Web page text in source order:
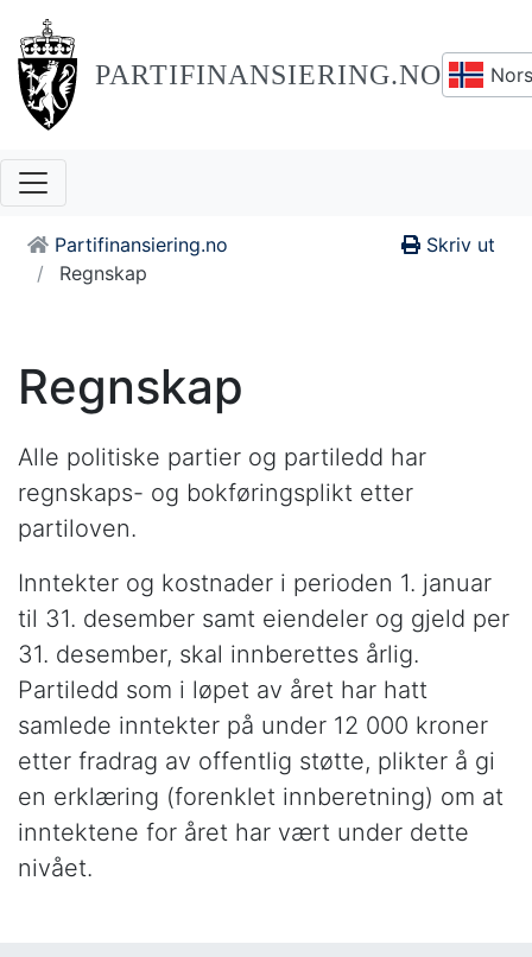
PARTIFINANSIERING.NO
Partifinansiering.no
Regnskap
Skriv ut
Regnskap
Alle politiske partier og partiledd har
regnskaps- og bokføringsplikt etter
partiloven.
Inntekter og kostnader i perioden 1. januar
til 31. desember samt eiendeler og gjeld per
31. desember, skal innberettes årlig.
Partiledd som i løpet av året har hatt
samlede inntekter på under 12 000 kroner
etter fradrag av offentlig støtte, plikter å gi
en erklæring (forenklet innberetning) om at
inntektene for året har vært under dette
nivået.